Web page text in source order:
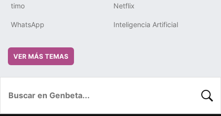
timo Netflix
WhatsApp Inteligencia Artificial
VER MÁS TEMAS